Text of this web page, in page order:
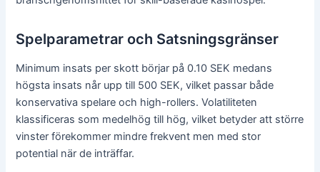
Spelparametrar och Satsningsgränser
Minimum insats per skott börjar på 0.10 SEK medans
högsta insats når upp till 500 SEK, vilket passar både
konservativa spelare och high-rollers. Volatiliteten
klassificeras som medelhög till hög, vilket betyder att större
vinster förekommer mindre frekvent men med stor
potential när de inträffar.